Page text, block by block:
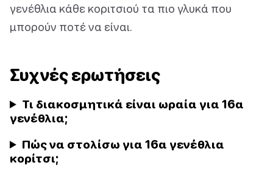
γενέθλια κάθε κοριτσιού τα πιο γλυκά που
μπορούν ποτέ να είναι.
Συχνές ερωτήσεις
Τι διακοσμητικά είναι ωραία για 16α
γενέθλια;
Πώς να στολίσω για 16α γενέθλια
κορίτσι;